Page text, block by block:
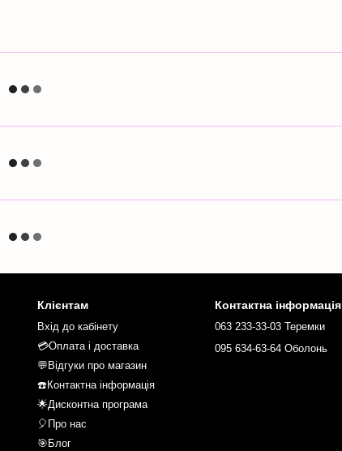
Клієнтам
Вхід до кабінету
💳Оплата і доставка
💬Відгуки про магазин
☎️Контактна інформація
🌟Дисконтна програма
🎈Про нас
🎯Блог
Контактна інформація
063 233-33-03 Теремки
095 634-63-64 Оболонь